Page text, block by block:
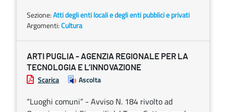
Sezione:Atti degli enti locali e degli enti pubblici e privati
Argomenti:Cultura
ARTI PUGLIA - AGENZIA REGIONALE PER LA
TECNOLOGIA E L’INNOVAZIONE
Scarica Ascolta
“Luoghi comuni” - Avviso N. 184 rivolto ad